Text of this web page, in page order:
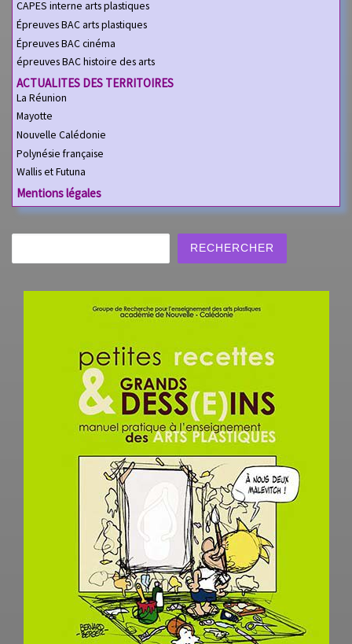
CAPES interne arts plastiques
Épreuves BAC arts plastiques
Épreuves BAC cinéma
épreuves BAC histoire des arts
ACTUALITES DES TERRITOIRES
La Réunion
Mayotte
Nouvelle Calédonie
Polynésie française
Wallis et Futuna
Mentions légales
RECHERCHER